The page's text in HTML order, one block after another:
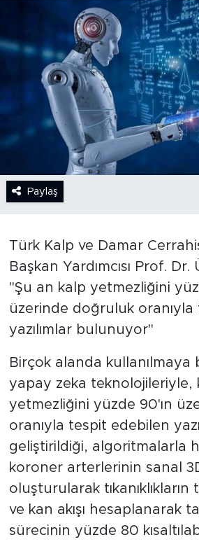
Paylaş
Türk Kalp ve Damar
Başkan Yardımcısı Prof.
"Şu an kalp yetmezliğini
üzerinde doğruluk
yazılımlar bulunuyor"
Birçok alanda kullanılmaya
yapay zeka teknolojileriyle,
yetmezliğini yüzde 90'ın
oranıyla tespit edebilen
geliştirildiği, algoritmalarla
koroner arterlerinin sanal
oluşturularak tıkanıklıkların
ve kan akışı hesaplanarak
sürecinin yüzde 80
RÖPÖRTAJ
ANALİZ
NOSTALJİ
KULİS
YAZARLAR
POLİTİKA
EKONOMİ
SPOR
YAŞAM
TARİHTEN GÜNÜMÜZE
TARİH
KADIN
SAĞLIK